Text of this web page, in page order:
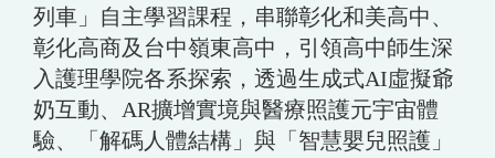
列車」自主學習課程，串聯彰化和美高中、
彰化高商及台中嶺東高中，引領高中師生深
入護理學院各系探索，透過生成式AI虛擬爺
奶互動、AR擴增實境與醫療照護元宇宙體
驗、「解碼人體結構」與「智慧嬰兒照護」